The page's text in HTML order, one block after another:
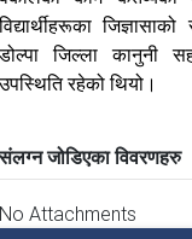
विद्यार्थीहरूका
डोल्पा जिल्ला कानुनी
उपस्थिति रहेको थियो।
संलग्न जोडिएका विवरणहरु
No Attachments